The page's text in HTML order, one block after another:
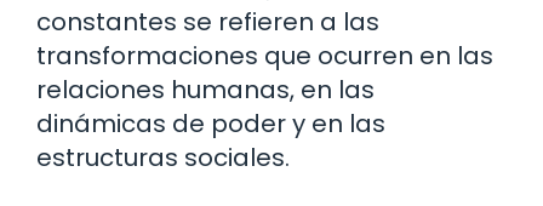
constantes se refieren a las
transformaciones que ocurren en las
relaciones humanas, en las
dinámicas de poder y en las
estructuras sociales.